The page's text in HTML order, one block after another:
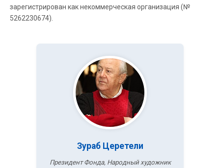
зарегистрирован как некоммерческая организация (№
5262230674).
Зураб Церетели
Президент Фонда, Народный художник